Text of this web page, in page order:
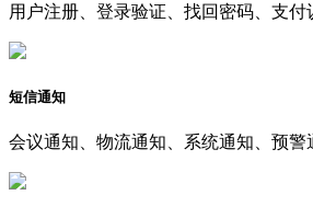
用户注册、登录验证、找回密码、支付
短信通知
会议通知、物流通知、系统通知、预警